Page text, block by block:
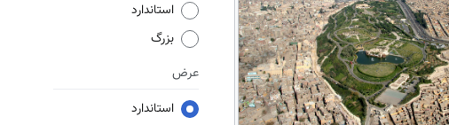
استاندارد
بزرگ
عرض
استاندارد